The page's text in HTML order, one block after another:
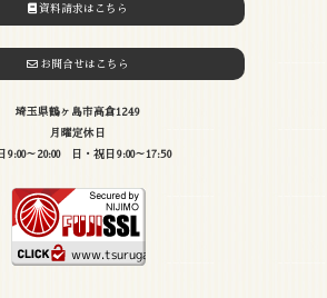
資料請求はこちら
お問合せはこちら
埼玉県鶴ヶ島市高倉1249
月曜定休日
9:00～20:00 日・祝日9:00～17:50